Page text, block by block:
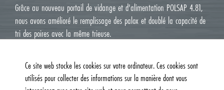
Grâce au nouveau portail de vidange et d'alimentation POLSAP 4.81,
nous avons amélioré le remplissage des palox et doublé la capacité de
tri des poires avec la même trieuse.
Ce site web stocke les cookies sur votre ordinateur. Ces cookies sont
utilisés pour collecter des informations sur la manière dont vous